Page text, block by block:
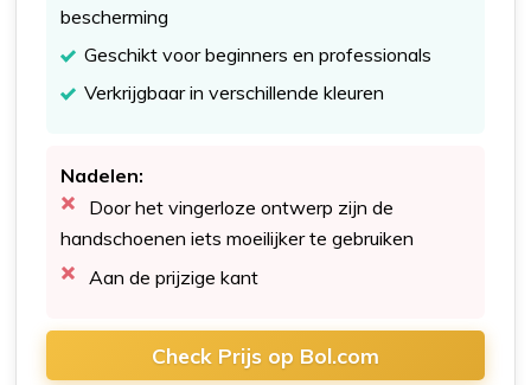
bescherming
Geschikt voor beginners en professionals
Verkrijgbaar in verschillende kleuren
Nadelen:
Door het vingerloze ontwerp zijn de
handschoenen iets moeilijker te gebruiken
Aan de prijzige kant
Check Prijs op Bol.com